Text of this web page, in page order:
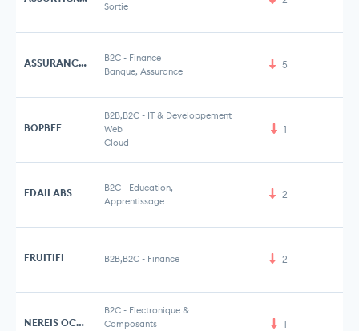
Sortie
ASSURANCESLABS B2C - Finance
Banque, Assurance
5
BOPBEE
B2B,B2C - IT & Developpement
Web
Cloud
1
EDAILABS B2C - Education,
Apprentissage
2
FRUITIFI B2B,B2C - Finance 2
NEREIS OCEAN
B2C - Electronique &
Composants
1